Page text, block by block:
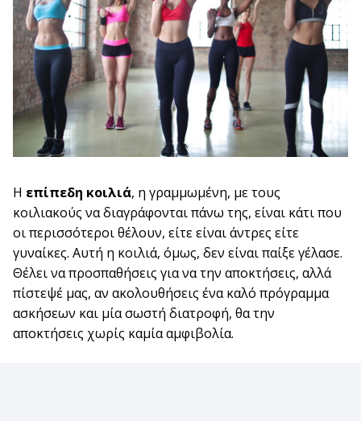
Η επίπεδη κοιλιά, η γραμμωμένη, με τους
κοιλιακούς να διαγράφονται πάνω της, είναι κάτι που
οι περισσότεροι θέλουν, είτε είναι άντρες είτε
γυναίκες. Αυτή η κοιλιά, όμως, δεν είναι παίξε γέλασε.
Θέλει να προσπαθήσεις για να την αποκτήσεις, αλλά
πίστεψέ μας, αν ακολουθήσεις ένα καλό πρόγραμμα
ασκήσεων και μία σωστή διατροφή, θα την
αποκτήσεις χωρίς καμία αμφιβολία.